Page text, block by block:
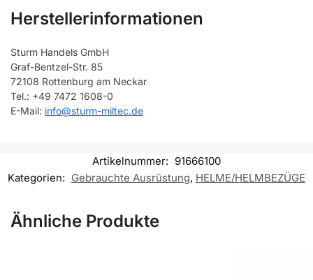
Herstellerinformationen
Sturm Handels GmbH
Graf-Bentzel-Str. 85
72108 Rottenburg am Neckar
Tel.: +49 7472 1608-0
E-Mail: info@sturm-miltec.de
Artikelnummer: 91666100
Kategorien: Gebrauchte Ausrüstung, HELME/HELMBEZÜGE
Ähnliche Produkte